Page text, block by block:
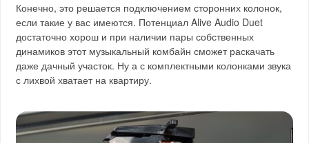
Конечно, это решается подключением сторонних колонок,
если такие у вас имеются. Потенциал Alive Audio Duet
достаточно хорош и при наличии пары собственных
динамиков этот музыкальный комбайн сможет раскачать
даже дачный участок. Ну а с комплектными колонками звука
с лихвой хватает на квартиру.